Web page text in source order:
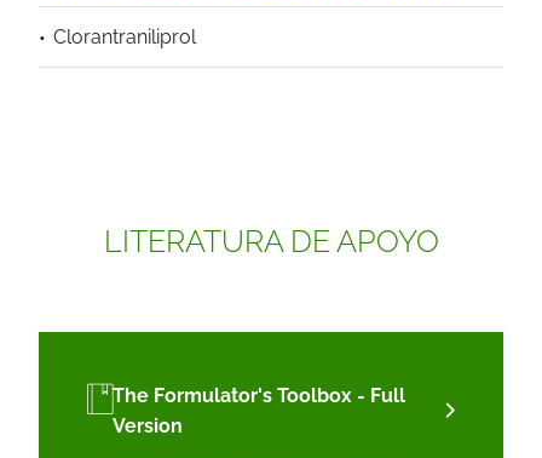
Clorantraniliprol
LITERATURA DE APOYO
The Formulator's Toolbox - Full
Version